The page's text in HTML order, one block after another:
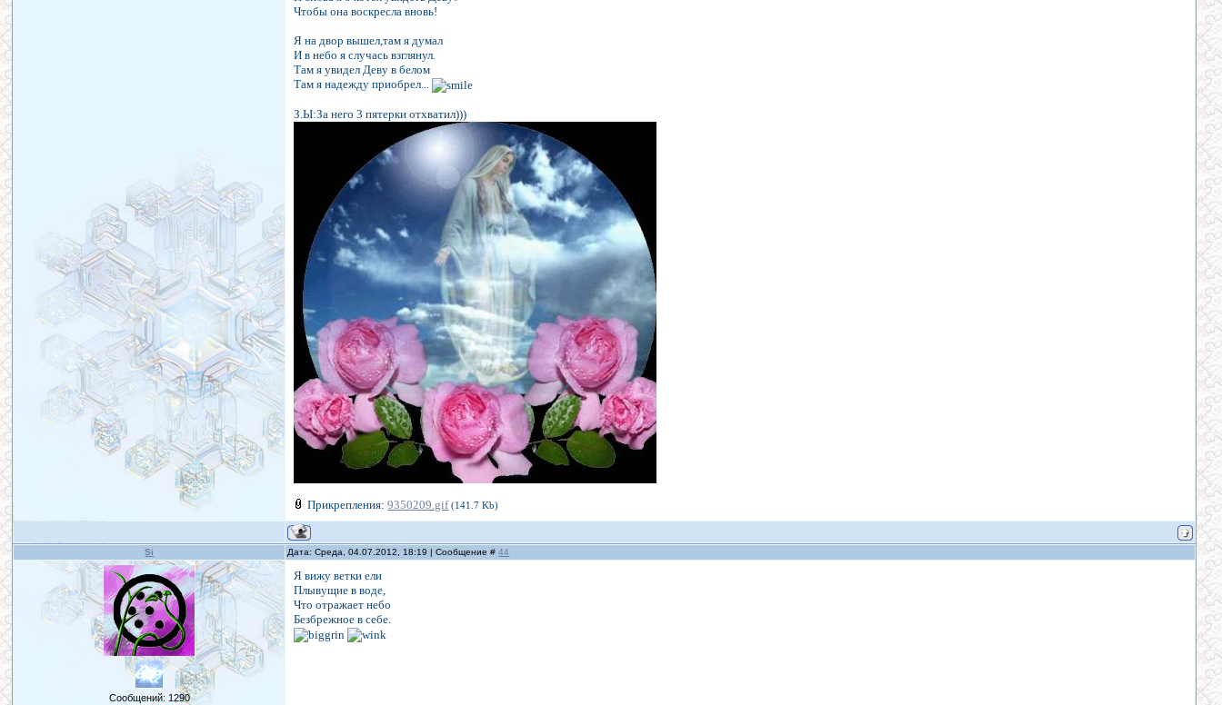
Чтобы она воскресла вновь!
Я на двор вышел,там я думал
И в небо я случась взглянул.
Там я увидел Деву в белом
Там я надежду приобрел...
З.Ы:За него 3 пятерки отхватил)))
Прикрепления:9350209.gif (141.7 Kb)
Si Дата: Среда, 04.07.2012, 18:19 | Сообщение #44
Сообщений: 1290
Я вижу ветки ели
Плывущие в воде,
Что отражает небо
Безбрежное в себе.